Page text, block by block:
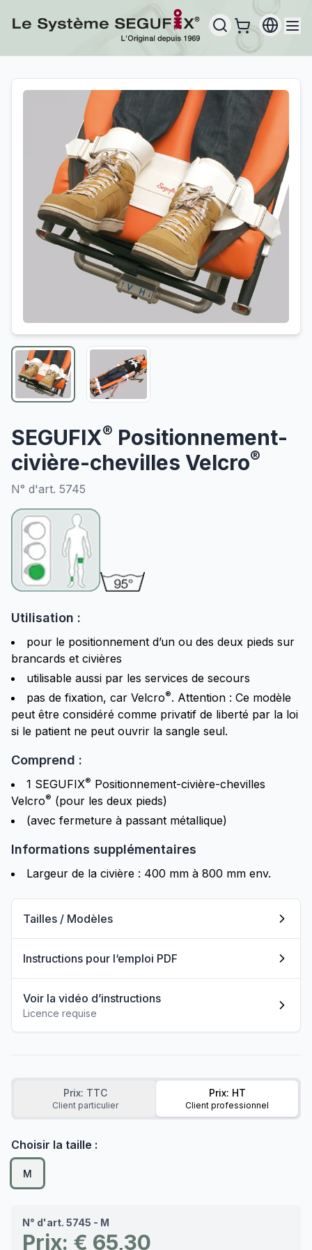
SEGUFIX® Positionnement-
civière-chevilles Velcro®
N° d'art. 5745
Utilisation :
pour le positionnement d’un ou des deux pieds sur
brancards et civières
utilisable aussi par les services de secours
pas de fixation, car Velcro®. Attention : Ce modèle
peut être considéré comme privatif de liberté par la loi
si le patient ne peut ouvrir la sangle seul.
Comprend :
1 SEGUFIX® Positionnement-civière-chevilles
Velcro® (pour les deux pieds)
(avec fermeture à passant métallique)
Informations supplémentaires
Largeur de la civière : 400 mm à 800 mm env.
Tailles / Modèles
Instructions pour l‘emploi PDF
Voir la vidéo d’instructions
Licence requise
Prix: TTC
Client particulier
Prix: HT
Client professionnel
Choisir la taille :
M
N° d'art. 5745 - M
Prix: € 65,30